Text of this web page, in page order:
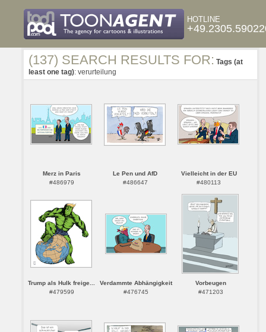
HOTLINE
(137) SEARCH RESULTS FOR: Tags (at
least one tag): verurteilung
Merz in Paris
#486979
Le Pen und AfD
#486647
Vielleicht in der EU
#480113
Trump als Hulk freige...
#479599
Verdammte Abhängigkeit
#476745
Vorbeugen
#471203